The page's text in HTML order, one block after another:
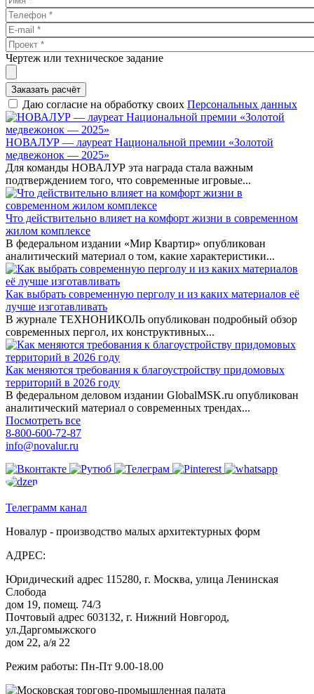
Чертеж или техническое задание
Заказать расчёт
Даю согласие на обработку своих Персональных данных
НОВАЛУР — лауреат Национальной премии «Золотой
медвежонок — 2025»
Для команды НОВАЛУР эта награда стала важным
подтверждением того, что современные игровые...
Что действительно влияет на комфорт жизни в современном
жилом комплексе
В федеральном издании «Мир Квартир» опубликован
аналитический материал о том, какие характеристики...
Как выбрать современную перголу и из каких материалов её
лучше изготавливать
В журнале ТЕХНОНИКОЛЬ опубликован подробный обзор
современных пергол, их конструктивных...
Как меняются требования к благоустройству придомовых
территорий в 2026 году
В федеральном деловом издании GlobalMSK.ru опубликован
аналитический материал о современных трендах...
Посмотреть все
8-800-600-72-87
info@novalur.ru
Телеграмм канал
Новалур - производство малых архитектурных форм
АДРЕС:
Юридический адрес 115280, г. Москва, улица Ленинская
Слобода
дом 19, помещ. 74/3
Почтовый адрес 603132, г. Нижний Новгород,
ул.Даргомыжского
дом 22, а/я 22
Режим работы: Пн-Пт 9.00-18.00